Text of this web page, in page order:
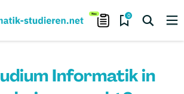
0
Informatik in